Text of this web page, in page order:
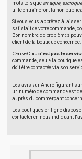
mots tels que arnaque,
utile entraîneront la non
Si vous vous apprêtez à
satisfait de votre commande,
Bon nombre de problèmes
client de la boutique concernée.
CeriseClubn'est pas le
commande, seule la boutique
doit être contactée via son
Les avis sur André figurant
un numéro de commande est
auprès du commerçant
Les boutiques en ligne
contacter en nous indiquant